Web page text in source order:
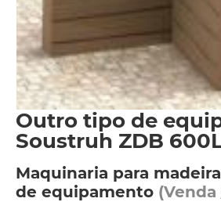
Outro tipo de
Soustruh ZDB
Maquinaria para
de equipamento